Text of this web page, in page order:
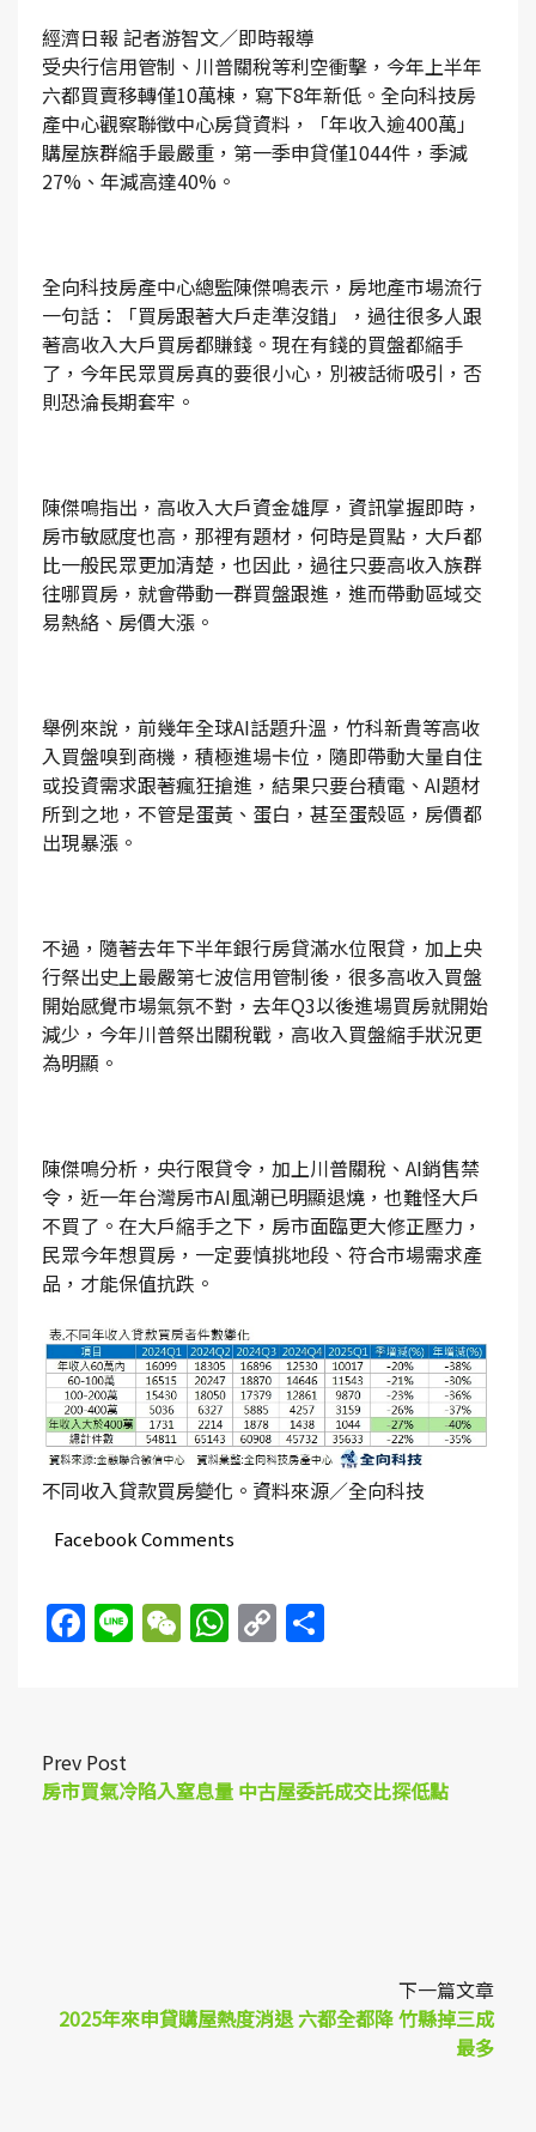
經濟日報 記者游智文／即時報導
受央行信用管制、川普關稅等利空衝擊，今年上半年
六都買賣移轉僅10萬棟，寫下8年新低。全向科技房
產中心觀察聯徵中心房貸資料，「年收入逾400萬」
購屋族群縮手最嚴重，第一季申貸僅1044件，季減
27%、年減高達40%。
全向科技房產中心總監陳傑鳴表示，房地產市場流行
一句話：「買房跟著大戶走準沒錯」，過往很多人跟
著高收入大戶買房都賺錢。現在有錢的買盤都縮手
了，今年民眾買房真的要很小心，別被話術吸引，否
則恐淪長期套牢。
陳傑鳴指出，高收入大戶資金雄厚，資訊掌握即時，
房市敏感度也高，那裡有題材，何時是買點，大戶都
比一般民眾更加清楚，也因此，過往只要高收入族群
往哪買房，就會帶動一群買盤跟進，進而帶動區域交
易熱絡、房價大漲。
舉例來說，前幾年全球AI話題升溫，竹科新貴等高收
入買盤嗅到商機，積極進場卡位，隨即帶動大量自住
或投資需求跟著瘋狂搶進，結果只要台積電、AI題材
所到之地，不管是蛋黃、蛋白，甚至蛋殼區，房價都
出現暴漲。
不過，隨著去年下半年銀行房貸滿水位限貸，加上央
行祭出史上最嚴第七波信用管制後，很多高收入買盤
開始感覺市場氣氛不對，去年Q3以後進場買房就開始
減少，今年川普祭出關稅戰，高收入買盤縮手狀況更
為明顯。
陳傑鳴分析，央行限貸令，加上川普關稅、AI銷售禁
令，近一年台灣房市AI風潮已明顯退燒，也難怪大戶
不買了。在大戶縮手之下，房市面臨更大修正壓力，
民眾今年想買房，一定要慎挑地段、符合市場需求產
品，才能保值抗跌。
不同收入貸款買房變化。資料來源／全向科技
Facebook Comments
Facebook
LineWeChat
WhatsApp
Copy
Link
Prev Post
房市買氣冷陷入窒息量 中古屋委託成交比探低點
下一篇文章
2025年來申貸購屋熱度消退 六都全都降 竹縣掉三成
最多